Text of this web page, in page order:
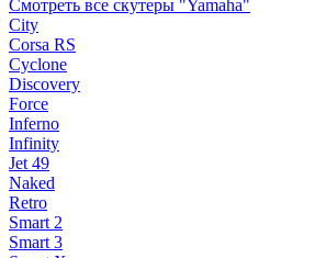
Смотреть все скутеры "Yamaha"
City
Corsa RS
Cyclone
Discovery
Force
Inferno
Infinity
Jet 49
Naked
Retro
Smart 2
Smart 3